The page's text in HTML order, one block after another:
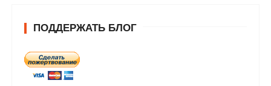
ПОДДЕРЖАТЬ БЛОГ